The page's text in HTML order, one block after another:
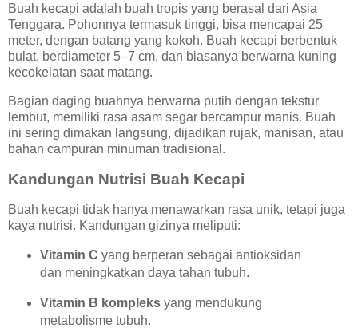
Buah kecapi adalah buah tropis yang berasal dari Asia
Tenggara. Pohonnya termasuk tinggi, bisa mencapai 25
meter, dengan batang yang kokoh. Buah kecapi berbentuk
bulat, berdiameter 5–7 cm, dan biasanya berwarna kuning
kecokelatan saat matang.
Bagian daging buahnya berwarna putih dengan tekstur
lembut, memiliki rasa asam segar bercampur manis. Buah
ini sering dimakan langsung, dijadikan rujak, manisan, atau
bahan campuran minuman tradisional.
Kandungan Nutrisi Buah Kecapi
Buah kecapi tidak hanya menawarkan rasa unik, tetapi juga
kaya nutrisi. Kandungan gizinya meliputi:
Vitamin C yang berperan sebagai antioksidan
dan meningkatkan daya tahan tubuh.
Vitamin B kompleksyang mendukung
metabolisme tubuh.